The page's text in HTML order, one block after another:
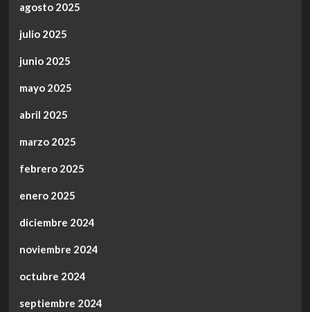
agosto 2025
julio 2025
junio 2025
mayo 2025
abril 2025
marzo 2025
febrero 2025
enero 2025
diciembre 2024
noviembre 2024
octubre 2024
septiembre 2024